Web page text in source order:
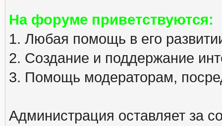
На форуме приветствуются:
1. Любая помощь в его
2. Создание и поддержание
3. Помощь модераторам,
Администрация оставляет за